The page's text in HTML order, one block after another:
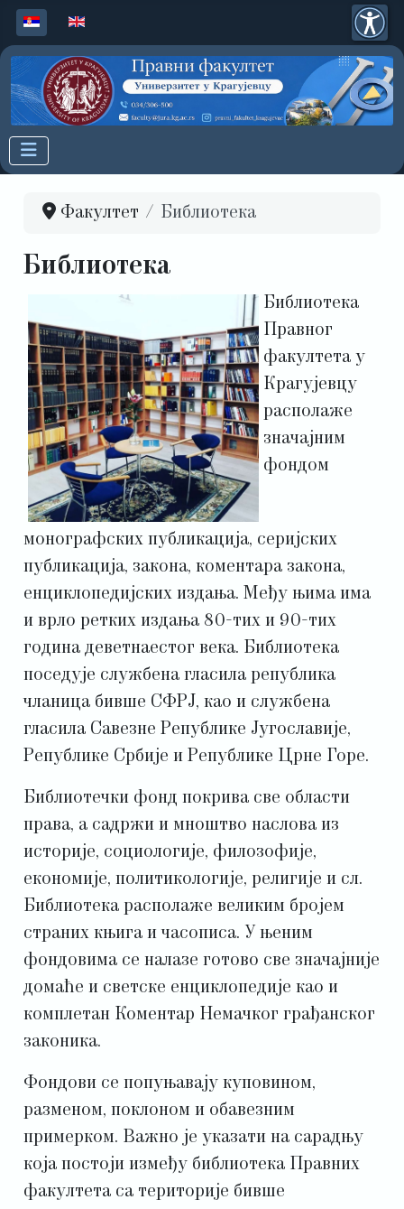
Изаберите ваш језик
Факултет Библиотека
Библиотека
Библиотека
Правног
факултета у
Крагујевцу
располаже
значајним
фондом
монографских публикација, серијских
публикација, закона, коментара закона,
енциклопедијских издања. Међу њима има
и врло ретких издања 80-тих и 90-тих
година деветнаестог века. Библиотека
поседује службена гласила република
чланица бивше СФРЈ, као и службена
гласила Савезне Републике Југославије,
Републике Србије и Републике Црне Горе.
Библиотечки фонд покрива све области
права, а садржи и мноштво наслова из
историје, социологије, филозофије,
економије, политикологије, религије и сл.
Библиотека располаже великим бројем
страних књига и часописа. У њеним
фондовима се налазе готово све значајније
домаће и светске енциклопедије као и
комплетан Коментар Немачког грађанског
законика.
Фондови се попуњавају куповином,
разменом, поклоном и обавезним
примерком. Важно је указати на сарадњу
која постоји између библиотека Правних
факултета са територије бивше